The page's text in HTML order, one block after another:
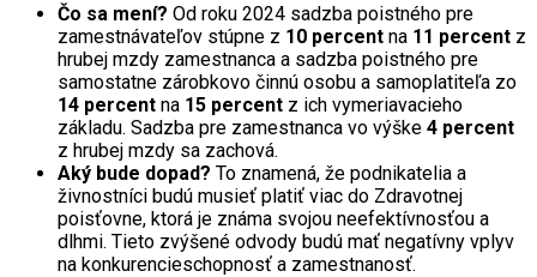
Čo sa mení? Od roku 2024 sadzba poistného pre
zamestnávateľov stúpne z 10 percent na 11 percent z
hrubej mzdy zamestnanca a sadzba poistného pre
samostatne zárobkovo činnú osobu a samoplatiteľa zo
14 percent na 15 percent z ich vymeriavacieho
základu. Sadzba pre zamestnanca vo výške 4 percent
z hrubej mzdy sa zachová.
Aký bude dopad? To znamená, že podnikatelia a
živnostníci budú musieť platiť viac do Zdravotnej
poisťovne, ktorá je známa svojou neefektívnosťou a
dlhmi. Tieto zvýšené odvody budú mať negatívny vplyv
na konkurencieschopnosť a zamestnanosť.